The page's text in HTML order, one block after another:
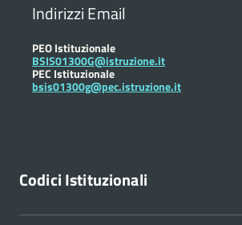
Indirizzi Email
PEO Istituzionale
BSIS01300G@istruzione.it
PEC Istituzionale
bsis01300g@pec.istruzione.it
Codici Istituzionali